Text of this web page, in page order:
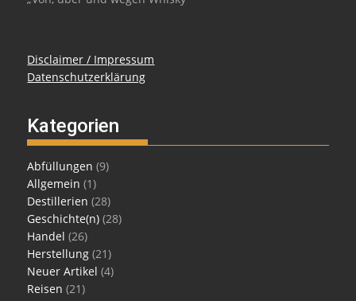
Disclaimer / Impressum
Datenschutzerklärung
Kategorien
Abfüllungen (9)
Allgemein (1)
Destillerien (28)
Geschichte(n) (28)
Handel (26)
Herstellung (21)
Neuer Artikel (4)
Reisen (21)